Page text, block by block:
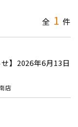
全 1 件
】2026年6月13日
店